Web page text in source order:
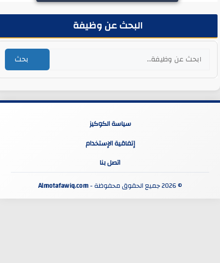
البحث عن وظيفة
بحث
سياسة الكوكيز
إتفاقية الإستخدام
اتصل بنا
© 2026 جميع الحقوق محفوظة -
Almotafawiq.com